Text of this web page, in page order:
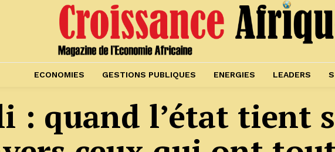
ECONOMIES GESTIONS PUBLIQUES ENERGIES LEADERS
: quand l’état tient